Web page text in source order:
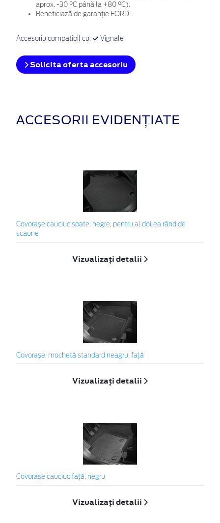
aprox. -30 °C până la +80 °C).
Beneficiază de garanție FORD.
Accesoriu compatibil cu: Vignale
Solicita oferta accesoriu
ACCESORII EVIDENȚIATE
Covoraşe cauciuc spate, negre, pentru al doilea rând de
scaune
Vizualizați detalii
Covoraşe, mochetă standard neagru, faţă
Vizualizați detalii
Covoraşe cauciuc faţă, negru
Vizualizați detalii